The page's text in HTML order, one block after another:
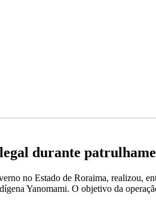
durante
no Estado de Roraima, realizou,
Yanomami. O objetivo da